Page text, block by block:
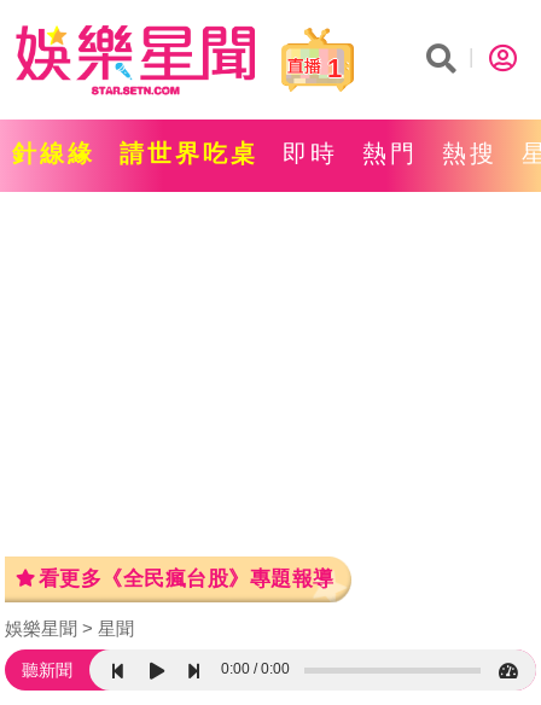
1
針線緣 請世界吃桌 即時 熱門 熱搜
看更多《全民瘋台股》專題報導
娛樂星聞 星聞
聽新聞 0:00 0:00